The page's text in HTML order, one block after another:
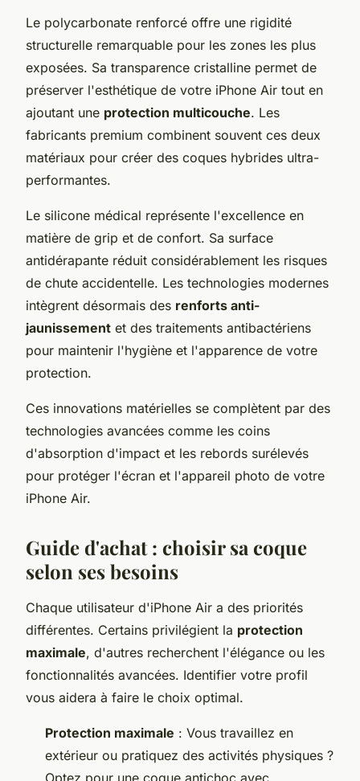
Le polycarbonate renforcé offre une rigidité
structurelle remarquable pour les zones les plus
exposées. Sa transparence cristalline permet de
préserver l'esthétique de votre iPhone Air tout en
ajoutant une protection multicouche. Les
fabricants premium combinent souvent ces deux
matériaux pour créer des coques hybrides ultra-
performantes.
Le silicone médical représente l'excellence en
matière de grip et de confort. Sa surface
antidérapante réduit considérablement les risques
de chute accidentelle. Les technologies modernes
intègrent désormais des renforts anti-
jaunissement et des traitements antibactériens
pour maintenir l'hygiène et l'apparence de votre
protection.
Ces innovations matérielles se complètent par des
technologies avancées comme les coins
d'absorption d'impact et les rebords surélevés
pour protéger l'écran et l'appareil photo de votre
iPhone Air.
Guide d'achat : choisir sa coque
selon ses besoins
Chaque utilisateur d'iPhone Air a des priorités
différentes. Certains privilégient la protection
maximale, d'autres recherchent l'élégance ou les
fonctionnalités avancées. Identifier votre profil
vous aidera à faire le choix optimal.
Protection maximale : Vous travaillez en
extérieur ou pratiquez des activités physiques ?
Optez pour une coque antichoc avec